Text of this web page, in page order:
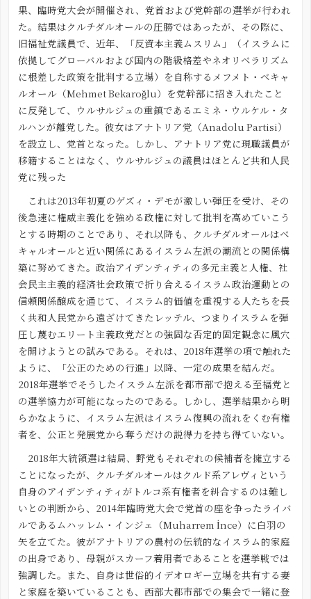
果、臨時党大会が開催され、党首および党幹部の選挙が行われ
た。結果はクルチダルオールの圧勝ではあったが、その際に、
旧福祉党議員で、近年、「反資本主義ムスリム」（イスラムに
依拠してグローバルおよび国内の階級格差やネオリベラリズム
に根差した政策を批判する立場）を自称するメフメト・ベキャ
ルオール（Mehmet Bekaroğlu）を党幹部に招き入れたこと
に反発して、ウルサルジュの重鎮であるエミネ・ウルケル・タ
ルハンが離党した。彼女はアナトリア党（Anadolu Partisi）
を設立し、党首となった。しかし、アナトリア党に現職議員が
移籍することはなく、ウルサルジュの議員はほとんど共和人民
党に残った
これは2013年初夏のゲズィ・デモが激しい弾圧を受け、その
後急速に権威主義化を強める政権に対して批判を高めていこう
とする時期のことであり、それ以降も、クルチダルオールはベ
キャルオールと近い関係にあるイスラム左派の潮流との関係構
築に努めてきた。政治アイデンティティの多元主義と人権、社
会民主主義的経済社会政策で折り合えるイスラム政治運動との
信頼関係醸成を通じて、イスラム的価値を重視する人たちを長
く共和人民党から遠ざけてきたレッテル、つまりイスラムを弾
圧し蔑むエリート主義政党だとの強固な否定的固定観念に風穴
を開けようとの試みである。それは、2018年選挙の項で触れた
ように、「公正のための行進」以降、一定の成果を結んだ。
2018年選挙でそうしたイスラム左派を都市部で抱える至福党と
の選挙協力が可能になったのである。しかし、選挙結果から明
らかなように、イスラム左派はイスラム復興の流れをくむ有権
者を、公正と発展党から奪うだけの説得力を持ち得ていない。
2018年大統領選は結局、野党もそれぞれの候補者を擁立する
ことになったが、クルチダルオールはクルド系アレヴィという
自身のアイデンティティがトルコ系有権者を糾合するのは難し
いとの判断から、2014年臨時党大会で党首の座を争ったライバ
ルであるムハッレム・インジェ（Muharrem İnce）に白羽の
矢を立てた。彼がアナトリアの農村の伝統的なイスラム的家庭
の出身であり、母親がスカーフ着用者であることを選挙戦では
強調した。また、自身は世俗的イデオロギー立場を共有する妻
と家庭を築いていることも、西部大都市部での集会で一緒に登